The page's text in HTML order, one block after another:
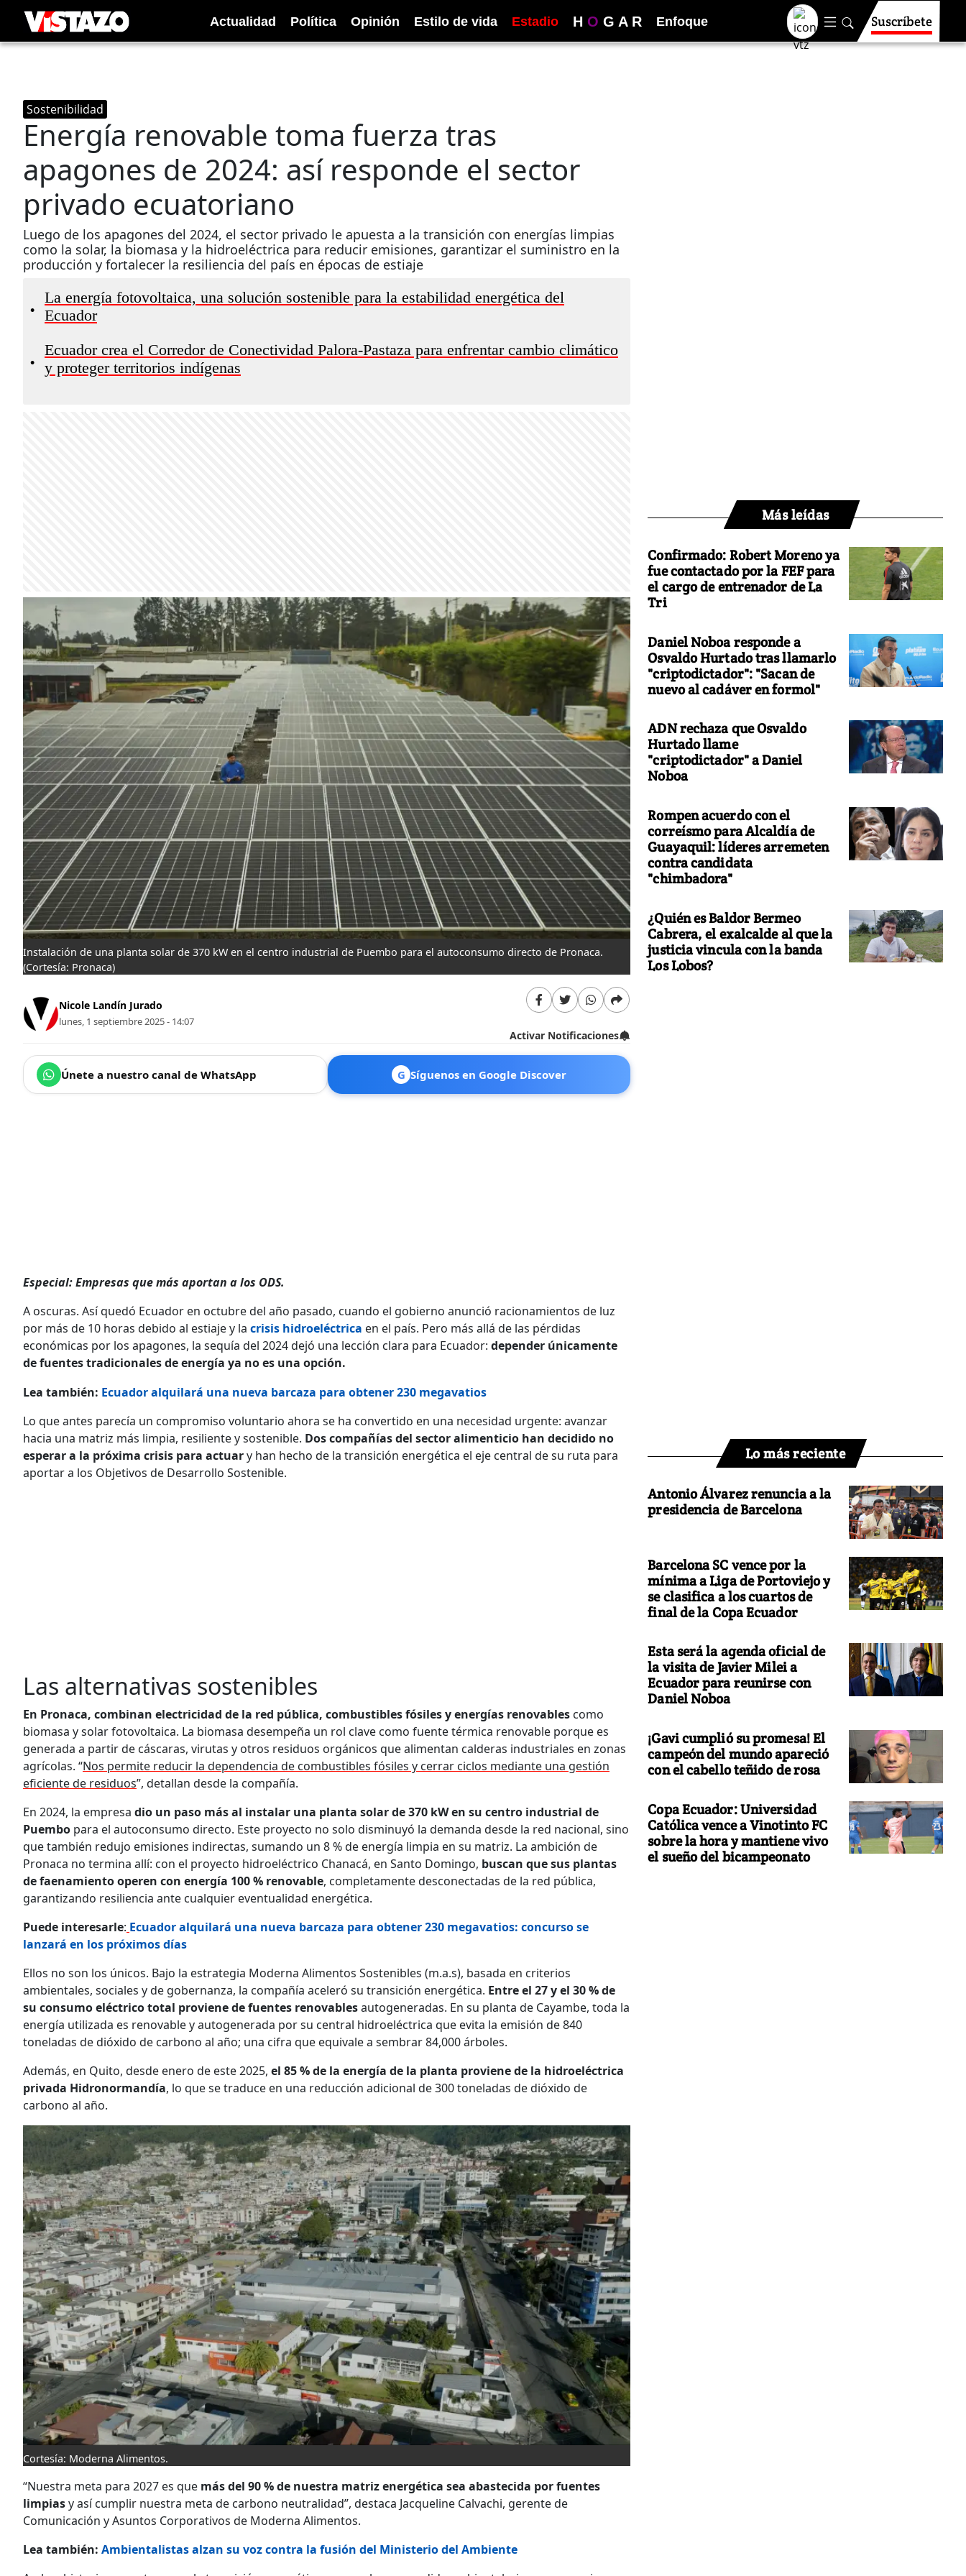
Actualidad Política Opinión Estilo de vida Estadio H O G A R Enfoque Suscríbete
Sostenibilidad
Energía renovable toma fuerza tras
apagones de 2024: así responde el sector
privado ecuatoriano
Luego de los apagones del 2024, el sector privado le apuesta a la transición con energías limpias
como la solar, la biomasa y la hidroeléctrica para reducir emisiones, garantizar el suministro en la
producción y fortalecer la resiliencia del país en épocas de estiaje
•
La energía fotovoltaica, una solución sostenible para la estabilidad energética del
Ecuador
•
Ecuador crea el Corredor de Conectividad Palora-Pastaza para enfrentar cambio climático
y proteger territorios indígenas
Instalación de una planta solar de 370 kW en el centro industrial de Puembo para el autoconsumo directo de Pronaca.
(Cortesía: Pronaca)
Nicole Landín Jurado
lunes, 1 septiembre 2025 - 14:07
Activar Notificaciones
Únete a nuestro canal de WhatsApp G Síguenos en Google Discover
Especial: Empresas que más aportan a los ODS.
A oscuras. Así quedó Ecuador en octubre del año pasado, cuando el gobierno anunció racionamientos de luz
por más de 10 horas debido al estiaje y la crisis hidroeléctrica en el país. Pero más allá de las pérdidas
económicas por los apagones, la sequía del 2024 dejó una lección clara para Ecuador: depender únicamente
de fuentes tradicionales de energía ya no es una opción.
Lea también: Ecuador alquilará una nueva barcaza para obtener 230 megavatios
Lo que antes parecía un compromiso voluntario ahora se ha convertido en una necesidad urgente: avanzar
hacia una matriz más limpia, resiliente y sostenible. Dos compañías del sector alimenticio han decidido no
esperar a la próxima crisis para actuary han hecho de la transición energética el eje central de su ruta para
aportar a los Objetivos de Desarrollo Sostenible.
Las alternativas sostenibles
En Pronaca, combinan electricidad de la red pública, combustibles fósiles y energías renovables como
biomasa y solar fotovoltaica. La biomasa desempeña un rol clave como fuente térmica renovable porque es
generada a partir de cáscaras, virutas y otros residuos orgánicos que alimentan calderas industriales en zonas
agrícolas. “Nos permite reducir la dependencia de combustibles fósiles y cerrar ciclos mediante una gestión
eficiente de residuos”, detallan desde la compañía.
En 2024, la empresa dio un paso más al instalar una planta solar de 370 kW en su centro industrial de
Puembo para el autoconsumo directo. Este proyecto no solo disminuyó la demanda desde la red nacional, sino
que también redujo emisiones indirectas, sumando un 8 % de energía limpia en su matriz. La ambición de
Pronaca no termina allí: con el proyecto hidroeléctrico Chanacá, en Santo Domingo, buscan que sus plantas
de faenamiento operen con energía 100 % renovable, completamente desconectadas de la red pública,
garantizando resiliencia ante cualquier eventualidad energética.
Puede interesarle: Ecuador alquilará una nueva barcaza para obtener 230 megavatios: concurso se
lanzará en los próximos días
Ellos no son los únicos. Bajo la estrategia Moderna Alimentos Sostenibles (m.a.s), basada en criterios
ambientales, sociales y de gobernanza, la compañía aceleró su transición energética. Entre el 27 y el 30 % de
su consumo eléctrico total proviene de fuentes renovablesautogeneradas. En su planta de Cayambe, toda la
energía utilizada es renovable y autogenerada por su central hidroeléctrica que evita la emisión de 840
toneladas de dióxido de carbono al año; una cifra que equivale a sembrar 84,000 árboles.
Además, en Quito, desde enero de este 2025, el 85 % de la energía de la planta proviene de la hidroeléctrica
privada Hidronormandía, lo que se traduce en una reducción adicional de 300 toneladas de dióxido de
carbono al año.
Cortesía: Moderna Alimentos.
“Nuestra meta para 2027 es que más del 90 % de nuestra matriz energética sea abastecida por fuentes
limpiasy así cumplir nuestra meta de carbono neutralidad”, destaca Jacqueline Calvachi, gerente de
Comunicación y Asuntos Corporativos de Moderna Alimentos.
Lea también: Ambientalistas alzan su voz contra la fusión del Ministerio del Ambiente
Más leídas
Confirmado: Robert Moreno ya
fue contactado por la FEF para
el cargo de entrenador de La
Tri
Daniel Noboa responde a
Osvaldo Hurtado tras llamarlo
"criptodictador": "Sacan de
nuevo al cadáver en formol"
ADN rechaza que Osvaldo
Hurtado llame
"criptodictador" a Daniel
Noboa
Rompen acuerdo con el
correísmo para Alcaldía de
Guayaquil: líderes arremeten
contra candidata
"chimbadora"
¿Quién es Baldor Bermeo
Cabrera, el exalcalde al que la
justicia vincula con la banda
Los Lobos?
Lo más reciente
Antonio Álvarez renuncia a la
presidencia de Barcelona
Barcelona SC vence por la
mínima a Liga de Portoviejo y
se clasifica a los cuartos de
final de la Copa Ecuador
Esta será la agenda oficial de
la visita de Javier Milei a
Ecuador para reunirse con
Daniel Noboa
¡Gavi cumplió su promesa! El
campeón del mundo apareció
con el cabello teñido de rosa
Copa Ecuador: Universidad
Católica vence a Vinotinto FC
sobre la hora y mantiene vivo
el sueño del bicampeonato